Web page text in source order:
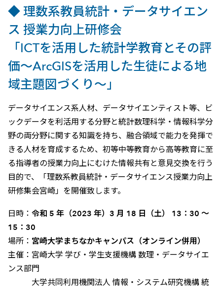
◆ 理数系教員統計・データサイエン
ス 授業力向上研修会
「ICTを活用した統計学教育とその評
価～ArcGISを活用した生徒による地
域主題図づくり～」
データサイエンス系人材、データサイエンティスト等、ビ
ックデータを利活用する分野と統計数理科学・情報科学分
野の両分野に関する知識を持ち、融合領域で能力を発揮で
きる人材を育成するため、初等中等教育から高等教育に至
る指導者の授業力向上にむけた情報共有と意見交換を行う
目的で、「理数系教員統計・データサイエンス授業力向上
研修集会宮崎」を開催致します。
日時： 令和 5 年（2023 年）3 月 18 日（土） 13：30 ～
15：30
場所： 宮崎大学まちなかキャンパス（オンライン併用）
主催：宮崎大学 学び・学生支援機構 数理・データサイエ
ンス部門
大学共同利用機関法人 情報・システム研究機構 統